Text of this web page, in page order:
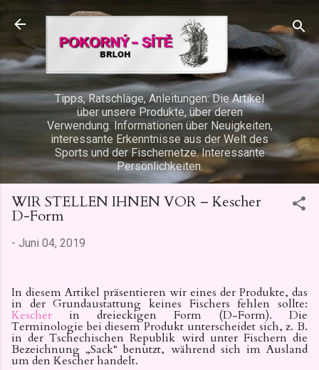
Direkt zum Hauptbereich
Tipps, Ratschläge, Anleitungen: Die Artikel
über unsere Produkte, über deren
Verwendung. Informationen über Neuigkeiten,
interessante Erkenntnisse aus der Welt des
Sports und der Fischernetze. Interessante
Persönlichkeiten.
WIR STELLEN IHNEN VOR – Kescher
D-Form
- Juni 04, 2019
In diesem Artikel präsentieren wir eines der Produkte, das
in der Grundaustattung keines Fischers fehlen sollte:
Kescher in dreieckigen Form (D-Form). Die
Terminologie bei diesem Produkt unterscheidet sich, z. B.
in der Tschechischen Republik wird unter Fischern die
Bezeichnung „Sack“ benutzt, während sich im Ausland
um den Kescher handelt.